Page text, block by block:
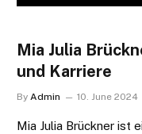
Mia Julia
und Karriere
By Admin 10. June 2024
Mia Julia Brückner ist